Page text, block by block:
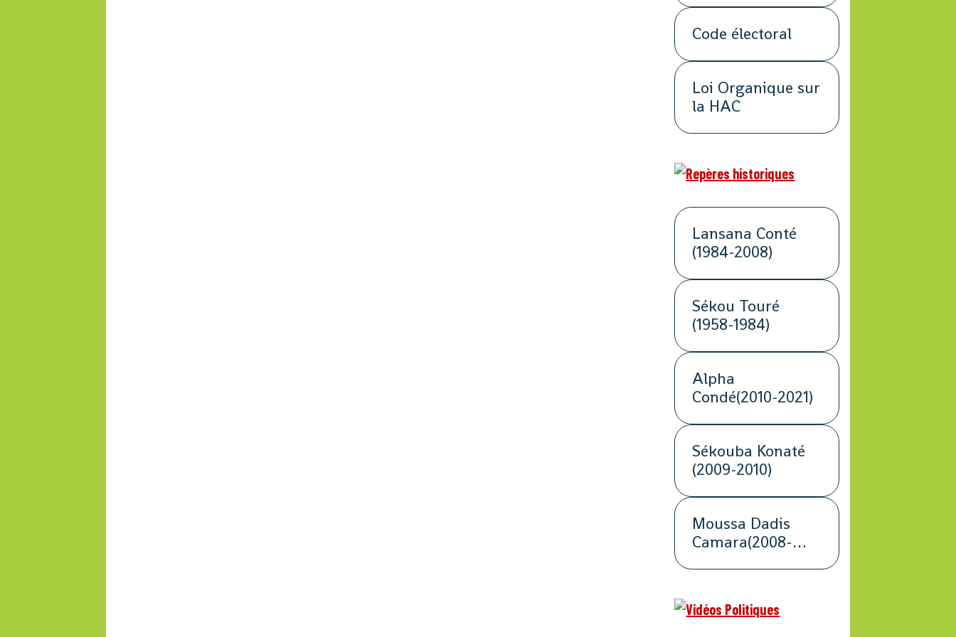
Code électoral
Loi Organique sur
la HAC
Lansana Conté
(1984-2008)
Sékou Touré
(1958-1984)
Alpha
Condé(2010-2021)
Sékouba Konaté
(2009-2010)
Moussa Dadis
Camara(2008-